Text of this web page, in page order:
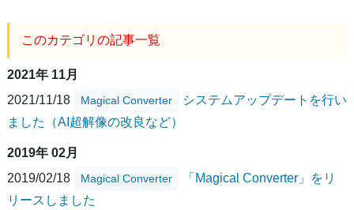
このカテゴリの記事一覧
2021年 11月
2021/11/18
Magical Converter
システムアップデートを行い
ました（AI超解像の改良など）
2019年 02月
2019/02/18
Magical Converter
「Magical Converter」をリ
リースしました